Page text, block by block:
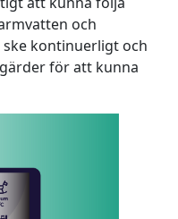
och
kontinuerligt och
för att kunna